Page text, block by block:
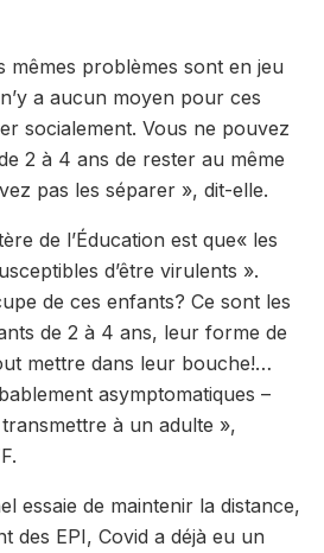
mêmes problèmes sont en jeu
a aucun moyen pour ces
socialement. Vous ne pouvez
2 à 4 ans de rester au même
pas les séparer », dit-elle.
de l’Éducation est que« les
d’être virulents ».
de ces enfants? Ce sont les
de 2 à 4 ans, leur forme de
mettre dans leur bouche!…
asymptomatiques –
à un adulte »,
essaie de maintenir la distance,
des EPI, Covid a déjà eu un